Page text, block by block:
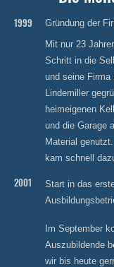
1999
Gründung der
Mit nur 23
Schritt in die
und seine Firma
Lindemiller
heimeigenen
und die Garage
Material
kam schnell
2001
Start in das
Im September
Auszubildende
wir bis heute